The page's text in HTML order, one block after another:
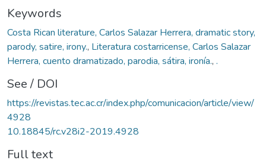
Keywords
Costa Rican literature, Carlos Salazar Herrera, dramatic story,
parody, satire, irony., Literatura costarricense, Carlos Salazar
Herrera, cuento dramatizado, parodia, sátira, ironía., .
See / DOI
https://revistas.tec.ac.cr/index.php/comunicacion/article/view/
4928
10.18845/rc.v28i2-2019.4928
Full text